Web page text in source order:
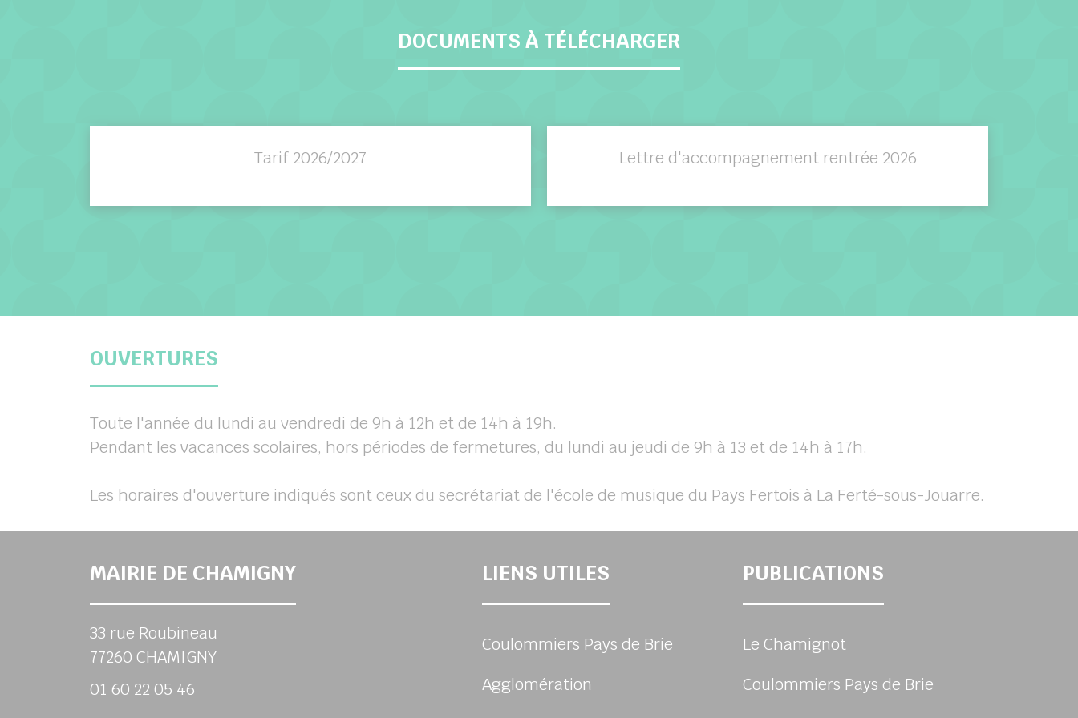
DOCUMENTS À TÉLÉCHARGER
Tarif 2026/2027 Lettre d'accompagnement rentrée 2026
OUVERTURES
Toute l'année du lundi au vendredi de 9h à 12h et de 14h à 19h.
Pendant les vacances scolaires, hors périodes de fermetures, du lundi au jeudi de 9h à 13 et de 14h à 17h.
Les horaires d'ouverture indiqués sont ceux du secrétariat de l'école de musique du Pays Fertois à La Ferté-sous-Jouarre.
MAIRIE DE CHAMIGNY
33 rue Roubineau
77260 CHAMIGNY
01 60 22 05 46
LIENS UTILES
Coulommiers Pays de Brie
Agglomération
PUBLICATIONS
Le Chamignot
Coulommiers Pays de Brie